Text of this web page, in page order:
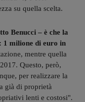
su quella scelta.
Benucci – è che la
1 milione di euro in
mentre quella
Questo, però,
per realizzare la
già di proprietà
lenti e costosi".